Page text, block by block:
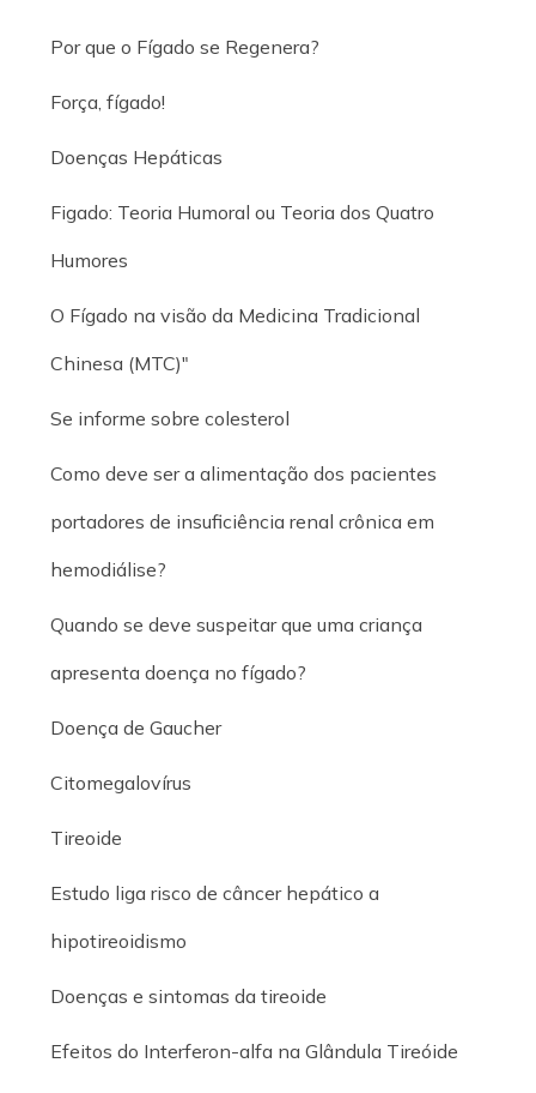
Por que o Fígado se Regenera?
Força, fígado!
Doenças Hepáticas
Figado: Teoria Humoral ou Teoria dos Quatro
Humores
O Fígado na visão da Medicina Tradicional
Chinesa (MTC)"
Se informe sobre colesterol
Como deve ser a alimentação dos pacientes
portadores de insuficiência renal crônica em
hemodiálise?
Quando se deve suspeitar que uma criança
apresenta doença no fígado?
Doença de Gaucher
Citomegalovírus
Tireoide
Estudo liga risco de câncer hepático a
hipotireoidismo
Doenças e sintomas da tireoide
Efeitos do Interferon-alfa na Glândula Tireóide